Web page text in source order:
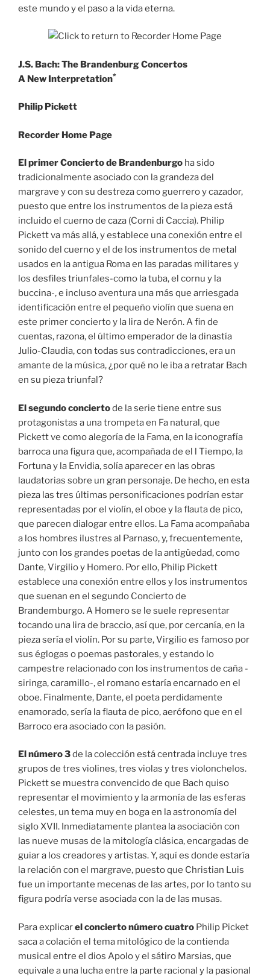
este mundo y el paso a la vida eterna.
J.S. Bach: The Brandenburg Concertos
A New Interpretation*
Philip Pickett
Recorder Home Page
El primer Concierto de Brandenburgo ha sido
tradicionalmente asociado con la grandeza del
margrave y con su destreza como guerrero y cazador,
puesto que entre los instrumentos de la pieza está
incluido el cuerno de caza (Corni di Caccia). Philip
Pickett va más allá, y establece una conexión entre el
sonido del cuerno y el de los instrumentos de metal
usados en la antigua Roma en las paradas militares y
los desfiles triunfales-como la tuba, el cornu y la
buccina-, e incluso aventura una más que arriesgada
identificación entre el pequeño violín que suena en
este primer concierto y la lira de Nerón. A fin de
cuentas, razona, el último emperador de la dinastía
Julio-Claudia, con todas sus contradicciones, era un
amante de la música, ¿por qué no le iba a retratar Bach
en su pieza triunfal?
El segundo conciertode la serie tiene entre sus
protagonistas a una trompeta en Fa natural, que
Pickett ve como alegoría de la Fama, en la iconografía
barroca una figura que, acompañada de el l Tiempo, la
Fortuna y la Envidia, solía aparecer en las obras
laudatorias sobre un gran personaje. De hecho, en esta
pieza las tres últimas personificaciones podrían estar
representadas por el violín, el oboe y la flauta de pico,
que parecen dialogar entre ellos. La Fama acompañaba
a los hombres ilustres al Parnaso, y, frecuentemente,
junto con los grandes poetas de la antigüedad, como
Dante, Virgilio y Homero. Por ello, Philip Pickett
establece una conexión entre ellos y los instrumentos
que suenan en el segundo Concierto de
Brandemburgo. A Homero se le suele representar
tocando una lira de braccio, así que, por cercanía, en la
pieza sería el violín. Por su parte, Virgilio es famoso por
sus églogas o poemas pastorales, y estando lo
campestre relacionado con los instrumentos de caña -
siringa, caramillo-, el romano estaría encarnado en el
oboe. Finalmente, Dante, el poeta perdidamente
enamorado, sería la flauta de pico, aerófono que en el
Barroco era asociado con la pasión.
El número 3de la colección está centrada incluye tres
grupos de tres violines, tres violas y tres violonchelos.
Pickett se muestra convencido de que Bach quiso
representar el movimiento y la armonía de las esferas
celestes, un tema muy en boga en la astronomía del
siglo XVII. Inmediatamente plantea la asociación con
las nueve musas de la mitología clásica, encargadas de
guiar a los creadores y artistas. Y, aquí es donde estaría
la relación con el margrave, puesto que Christian Luis
fue un importante mecenas de las artes, por lo tanto su
figura podría verse asociada con la de las musas.
Para explicarel concierto número cuatro Philip Picket
saca a colación el tema mitológico de la contienda
musical entre el dios Apolo y el sátiro Marsias, que
equivale a una lucha entre la parte racional y la pasional